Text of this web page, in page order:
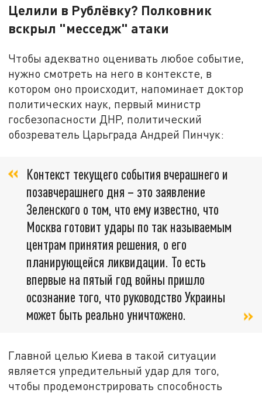
Целили в Рублёвку? Полковник
вскрыл "месседж" атаки
Чтобы адекватно оценивать любое событие,
нужно смотреть на него в контексте, в
котором оно происходит, напоминает доктор
политических наук, первый министр
госбезопасности ДНР, политический
обозреватель Царьграда Андрей Пинчук:
Контекст текущего события вчерашнего и
позавчерашнего дня – это заявление
Зеленского о том, что ему известно, что
Москва готовит удары по так называемым
центрам принятия решения, о его
планирующейся ликвидации. То есть
впервые на пятый год войны пришло
осознание того, что руководство Украины
может быть реально уничтожено.
Главной целью Киева в такой ситуации
является упредительный удар для того,
чтобы продемонстрировать способность